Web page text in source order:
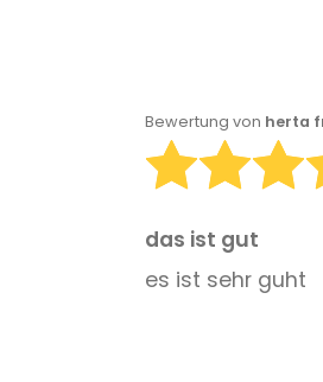
Bewertung von herta
das ist gut
es ist sehr guht